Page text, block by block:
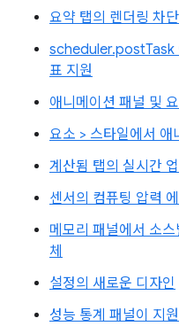
요약 탭의 렌더링 차
scheduler.postTask
표 지원
애니메이션 패널 및
요소 > 스타일에서 애
계산됨 탭의 실시간
센서의 컴퓨팅 압력
메모리 패널에서 소
체
설정의 새로운 디자인
성능 통계 패널이 지